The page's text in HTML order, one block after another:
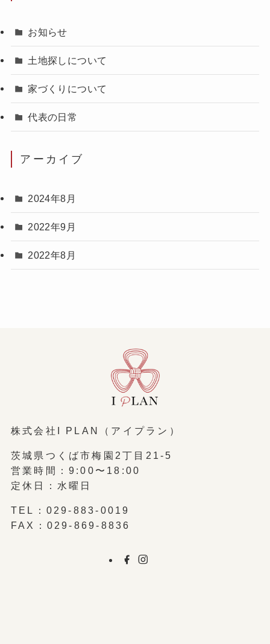
お知らせ
土地探しについて
家づくりについて
代表の日常
アーカイブ
2024年8月
2022年9月
2022年8月
株式会社I PLAN（アイプラン）
茨城県つくば市梅園2丁目21-5
営業時間：9:00〜18:00
定休日：水曜日
TEL： 029-883-0019
FAX：029-869-8836